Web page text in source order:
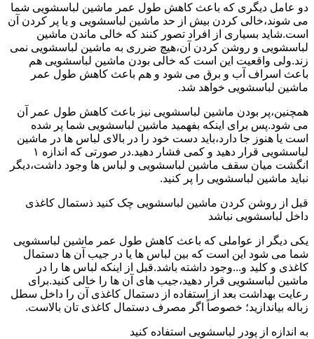
دو عامل دیگری که باعث کاهش طول عمر ماشین لباسشویی شما
می شوند،خالی کردن بیش از حد ماشین لباسشویی و یا پر کردن آن
است.شاید بسیاری از افراد تصور کنند که خالی ماندن ماشین
لباسشویی و روشن کردن آن،هیچ ضرری به ماشین لباسشویی نمی
زند.ولی واقعیت این است که خالی بودن ماشین لباسشویی هم
باعث اسراف آب و برق می شود و هم باعث کاهش طول عمر
ماشین لباسشویی خواهد شد.
همچنین،پر بودن ماشین لباسشویی نیز باعث کاهش طول عمر آن
می شود.پس برای اینکه بفهمید ماشین لباسشویی شما پر شده
است یا هنوز جا دارد،باید دست خود را در بالای لباس ها در ماشین
لباسشویی قرار دهید و کمی فشار دهید.در صورتی که اندازه ۱
انگشت میان سقف ماشین لباسشویی و لباس ها وجود داشت،دیگر
نباید ماشین لباسشویی را پر کنید.
قبل از روشن کردن ماشین لباسشویی چک کنید ذستمال کاغذی
داخل لباسشویی نباشد
یکی دیگر از عواملی که باعث کاهش طول عمر ماشین لباسشویی
شما می شود این است که بین لباس ها یا در جیب آن ها دستمال
کاغذی و کلید و...وجود داشته باشد.قبل از اینکه لباس ها را در
ماشین لباسشویی قرار دهید،جیب های آن ها را خالی کنید.برای
رعایت بهداشت بعد از استفاده از دستمال کاغذی آن را داخل سطل
زباله بیاندازید؛ خصوصاً اگر مصرف دستمال کاغذی تان بالاست.
به اندازه از پودر لباسشویی استفاده کنید